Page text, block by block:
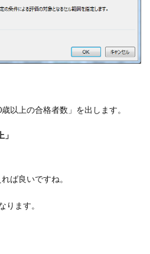
以上の合格者数」を出します。
ば良いですね。
ります。